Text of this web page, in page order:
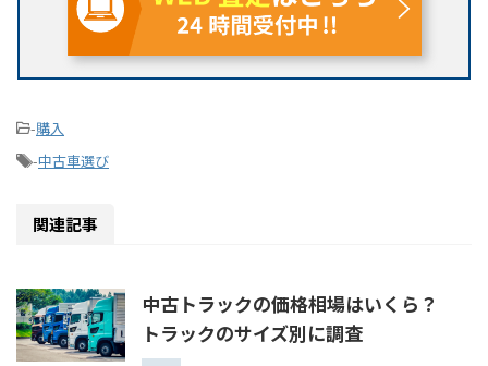
-購入
-中古車選び
関連記事
中古トラックの価格相場はいくら？
トラックのサイズ別に調査